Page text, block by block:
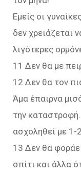
Εμείς οι
δεν
λιγότερες
11 Δεν θα με
12 Δεν θα τον
Άμα έπαιρνα
την
ασχοληθεί με 1-
13 Δεν θα
σπίτι και άλλα